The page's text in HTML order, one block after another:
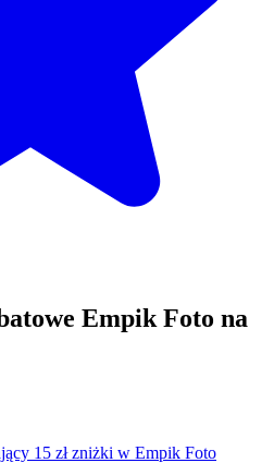
Empik Foto na
15 zł zniżki w Empik Foto